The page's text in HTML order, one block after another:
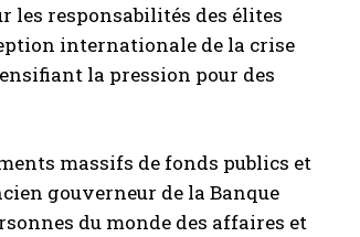
les responsabilités des élites
internationale de la crise
la pression pour des
massifs de fonds publics et
gouverneur de la Banque
du monde des affaires et